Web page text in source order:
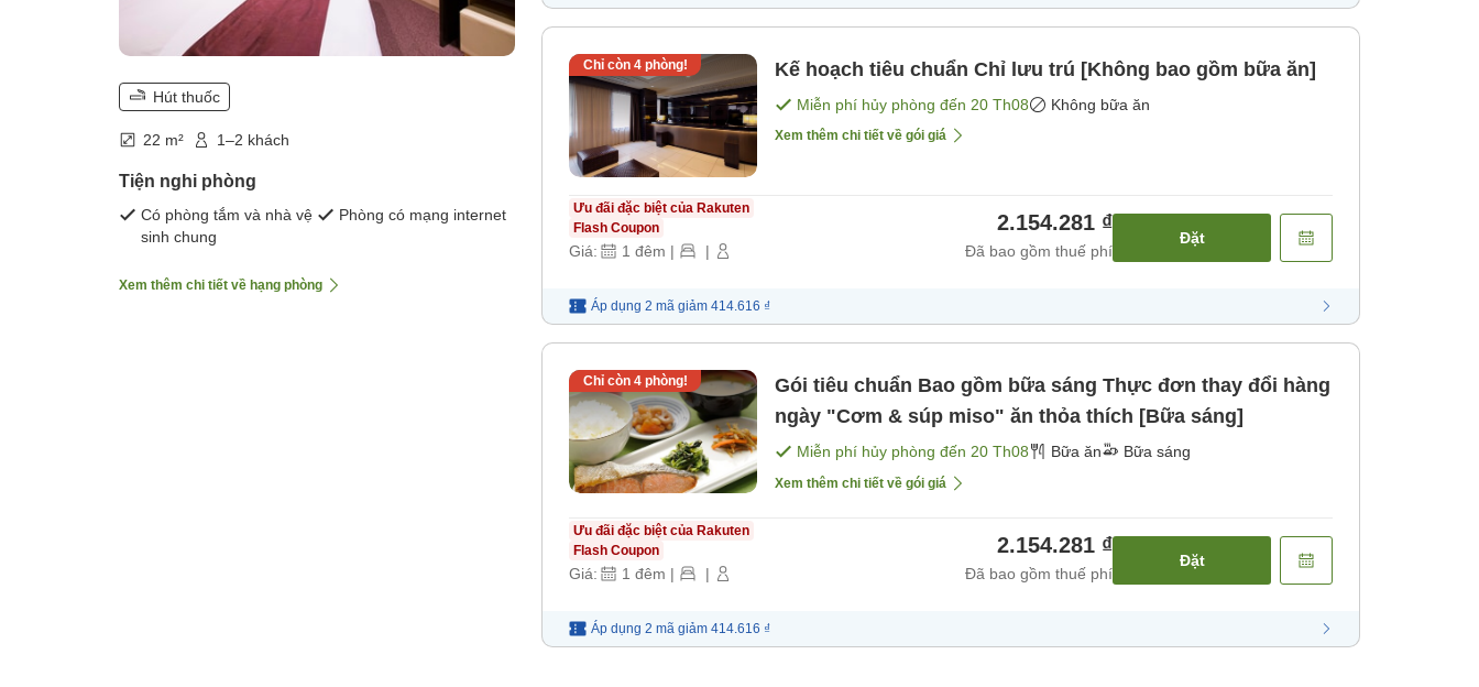
Hút thuốc
22 m² 1–2 khách
Tiện nghi phòng
Có phòng tắm và nhà vệ
sinh chung
Phòng có mạng internet
Xem thêm chi tiết về hạng phòng
Chỉ còn 4phòng! Kế hoạch tiêu chuẩn Chỉ lưu trú [Không bao gồm bữa ăn]
Miễn phí hủy phòng đến 20 Th08 Không bữa ăn
Xem thêm chi tiết về gói giá
Ưu đãi đặc biệt của Rakuten
Flash Coupon
Giá: 1 đêm | |
2.154.281 ₫
Đã bao gồm thuế phí
Đặt
Áp dụng 2 mã giảm 414.616 ₫
Chỉ còn 4phòng!
Gói tiêu chuẩn Bao gồm bữa sáng Thực đơn thay đổi hàng
ngày "Cơm & súp miso" ăn thỏa thích [Bữa sáng]
Miễn phí hủy phòng đến 20 Th08 Bữa ăn Bữa sáng
Xem thêm chi tiết về gói giá
Ưu đãi đặc biệt của Rakuten
Flash Coupon
Giá: 1 đêm | |
2.154.281 ₫
Đã bao gồm thuế phí
Đặt
Áp dụng 2 mã giảm 414.616 ₫